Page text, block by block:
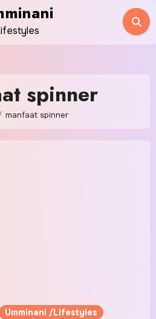
spinner
manfaat spinner
Umminani /Lifestyles